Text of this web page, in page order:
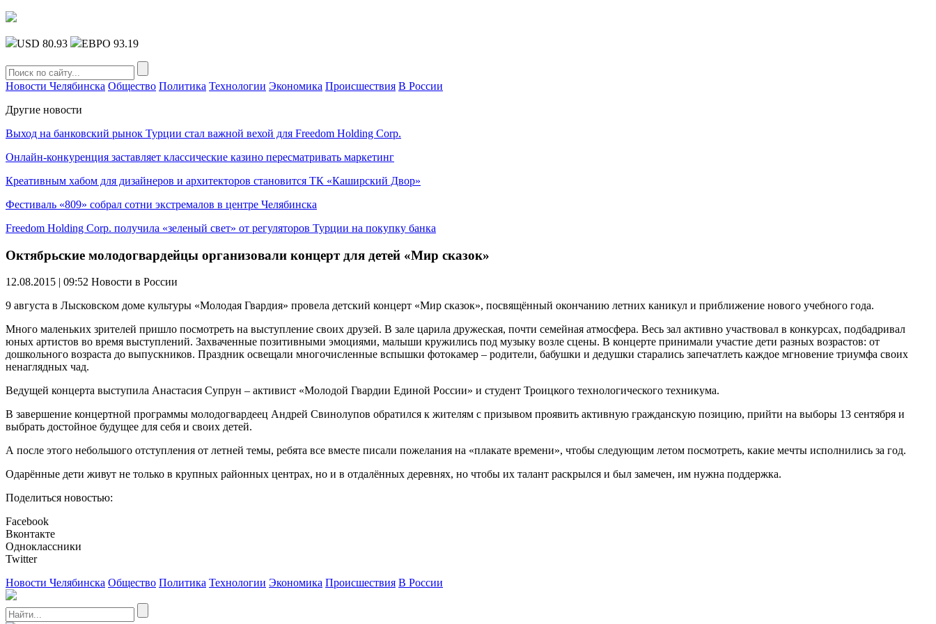
USD 80.93 ЕВРО 93.19
Новости Челябинска Общество Политика Технологии Экономика Происшествия В России
Другие новости
Выход на банковский рынок Турции стал важной вехой для Freedom Holding Corp.
Онлайн-конкуренция заставляет классические казино пересматривать маркетинг
Креативным хабом для дизайнеров и архитекторов становится ТК «Каширский Двор»
Фестиваль «809» собрал сотни экстремалов в центре Челябинска
Freedom Holding Corp. получила «зеленый свет» от регуляторов Турции на покупку банка
Октябрьские молодогвардейцы организовали концерт для детей «Мир сказок»
12.08.2015 | 09:52 Новости в России
9 августа в Лысковском доме культуры «Молодая Гвардия» провела детский концерт «Мир сказок», посвящённый окончанию летних каникул и приближение нового учебного года.
Много маленьких зрителей пришло посмотреть на выступление своих друзей. В зале царила дружеская, почти семейная атмосфера. Весь зал активно участвовал в конкурсах, подбадривал
юных артистов во время выступлений. Захваченные позитивными эмоциями, малыши кружились под музыку возле сцены. В концерте принимали участие дети разных возрастов: от
дошкольного возраста до выпускников. Праздник освещали многочисленные вспышки фотокамер – родители, бабушки и дедушки старались запечатлеть каждое мгновение триумфа своих
ненаглядных чад.
Ведущей концерта выступила Анастасия Супрун – активист «Молодой Гвардии Единой России» и студент Троицкого технологического техникума.
В завершение концертной программы молодогвардеец Андрей Свинолупов обратился к жителям с призывом проявить активную гражданскую позицию, прийти на выборы 13 сентября и
выбрать достойное будущее для себя и своих детей.
А после этого небольшого отступления от летней темы, ребята все вместе писали пожелания на «плакате времени», чтобы следующим летом посмотреть, какие мечты исполнились за год.
Одарённые дети живут не только в крупных районных центрах, но и в отдалённых деревнях, но чтобы их талант раскрылся и был замечен, им нужна поддержка.
Поделиться новостью:
Facebook
Вконтакте
Одноклассники
Twitter
Новости Челябинска Общество Политика Технологии Экономика Происшествия В России